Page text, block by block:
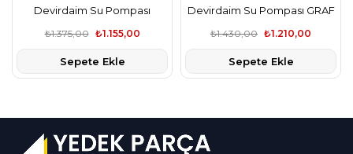
Devirdaim Su Pompası
AIRTEX₺1.155,00
₺1.375,00
Sepete Ekle
Devirdaim Su Pompası GRAF
₺1.210,00
₺1.430,00
Sepete Ekle